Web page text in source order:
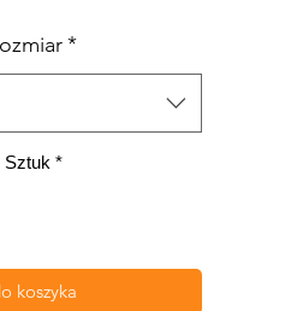
kropel 3D.
na każda figurę
(wodoszczelny kalandrowany)
(100 g/m²)
*
Sztuk *
koszyka